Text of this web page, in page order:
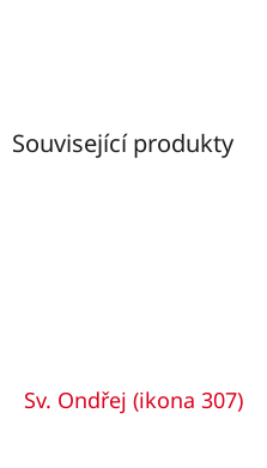
Související produkty
Sv. Ondřej (ikona 307)